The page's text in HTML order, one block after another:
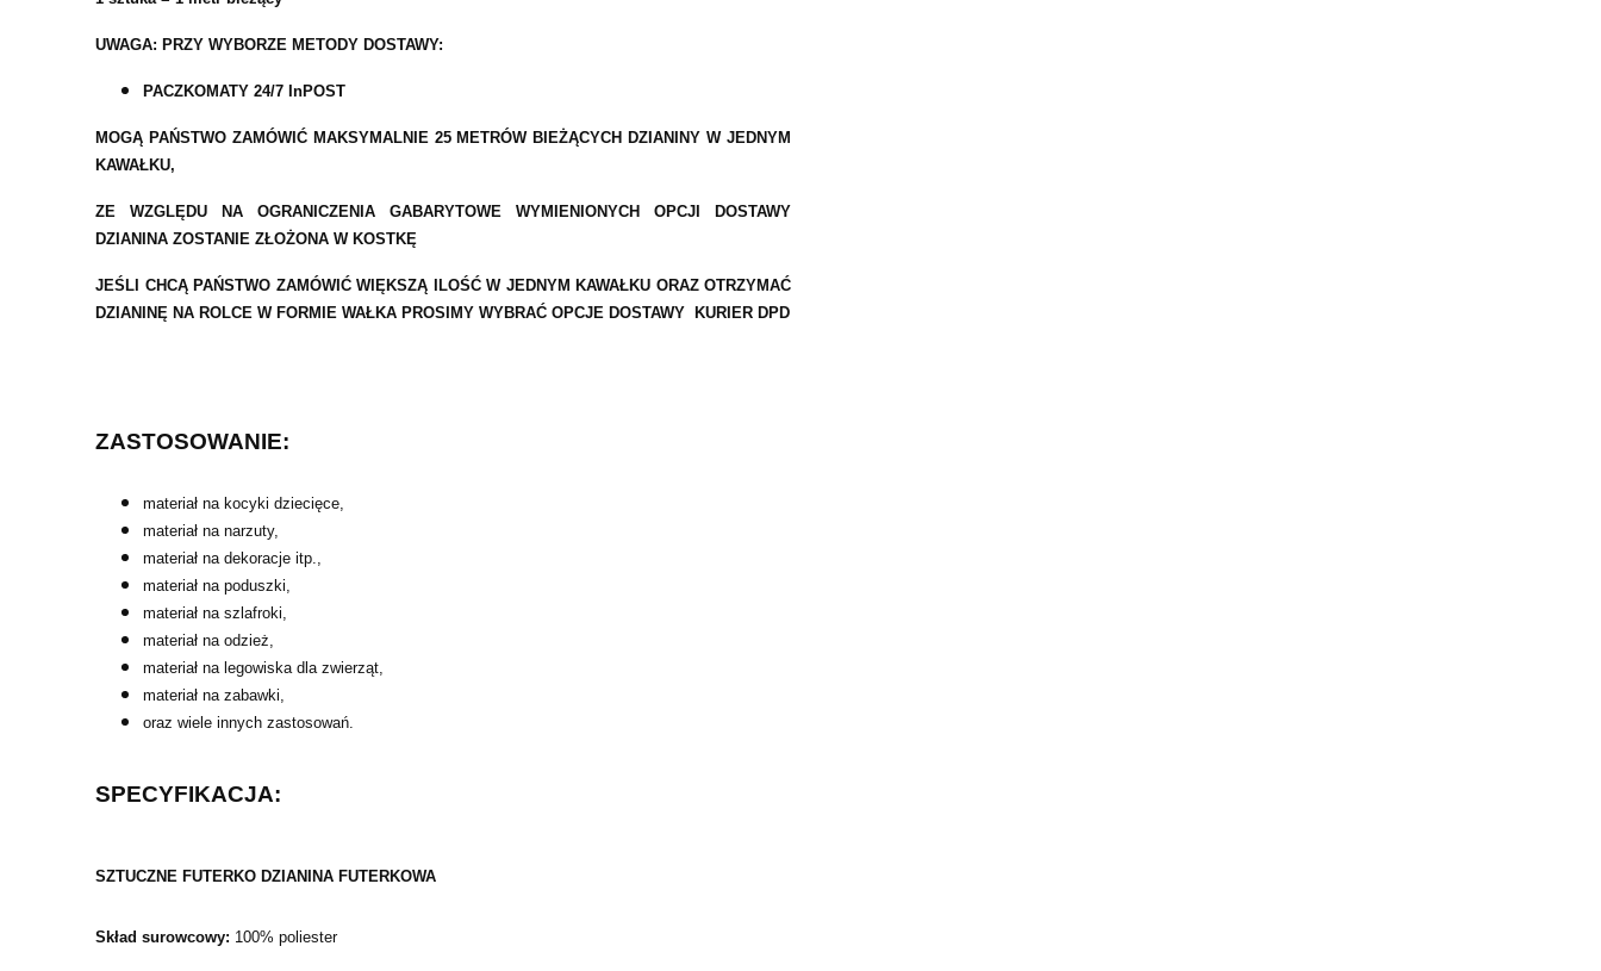
UWAGA: PRZY WYBORZE METODY DOSTAWY:
PACZKOMATY 24/7 InPOST
MOGĄ PAŃSTWO ZAMÓWIĆ MAKSYMALNIE 25 METRÓW BIEŻĄCYCH DZIANINY W JEDNYM
KAWAŁKU,
ZE WZGLĘDU NA OGRANICZENIA GABARYTOWE WYMIENIONYCH OPCJI DOSTAWY
DZIANINA ZOSTANIE ZŁOŻONA W KOSTKĘ
JEŚLI CHCĄ PAŃSTWO ZAMÓWIĆ WIĘKSZĄ ILOŚĆ W JEDNYM KAWAŁKU ORAZ OTRZYMAĆ
DZIANINĘ NA ROLCE W FORMIE WAŁKA PROSIMY WYBRAĆ OPCJE DOSTAWY KURIER DPD
ZASTOSOWANIE:
materiał na kocyki dziecięce,
materiał na narzuty,
materiał na dekoracje itp.,
materiał na poduszki,
materiał na szlafroki,
materiał na odzież,
materiał na legowiska dla zwierząt,
materiał na zabawki,
oraz wiele innych zastosowań.
SPECYFIKACJA:
SZTUCZNE FUTERKO DZIANINA FUTERKOWA
Skład surowcowy: 100% poliester